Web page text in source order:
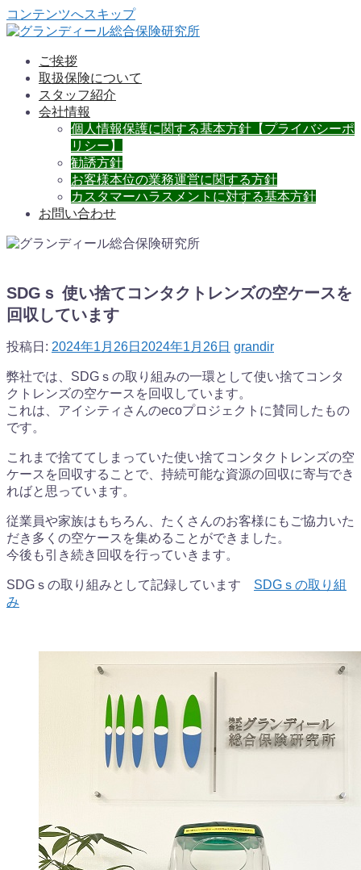
コンテンツへスキップ
ご挨拶
取扱保険について
スタッフ紹介
会社情報
個人情報保護に関する基本方針【プライバシーポ
リシー】
勧誘方針
お客様本位の業務運営に関する方針
カスタマーハラスメントに対する基本方針
お問い合わせ
SDGｓ 使い捨てコンタクトレンズの空ケースを
回収しています
投稿日: 2024年1月26日 2024年1月26日 grandir
弊社では、SDGｓの取り組みの一環として使い捨てコンタ
クトレンズの空ケースを回収しています。
これは、アイシティさんのecoプロジェクトに賛同したもの
です。
これまで捨ててしまっていた使い捨てコンタクトレンズの空
ケースを回収することで、持続可能な資源の回収に寄与でき
ればと思っています。
従業員や家族はもちろん、たくさんのお客様にもご協力いた
だき多くの空ケースを集めることができました。
今後も引き続き回収を行っていきます。
SDGｓの取り組みとして記録しています SDGｓの取り組
み